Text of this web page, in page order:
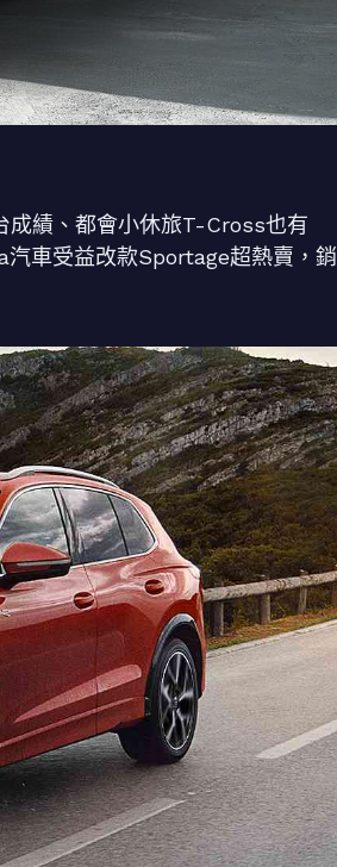
成績、都會小休旅T-Cross也有
車受益改款Sportage超熱賣，銷